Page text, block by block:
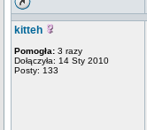
kitteh
Pomogła: 3 razy
Dołączyła: 14 Sty 2010
Posty: 133